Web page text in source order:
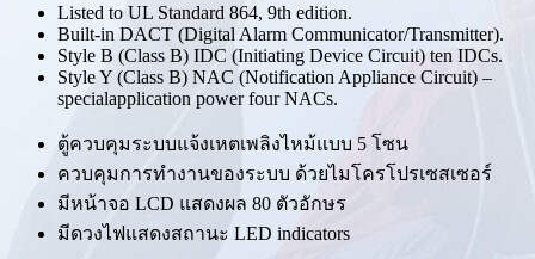
Listed to UL Standard 864, 9th edition.
Built-in DACT (Digital Alarm Communicator/Transmitter).
Style B (Class B) IDC (Initiating Device Circuit) ten IDCs.
Style Y (Class B) NAC (Notification Appliance Circuit) –
specialapplication power four NACs.
ตู้ควบคุมระบบแจ้งเหตเพลิงไหม้แบบ 5 โซน
ควบคุมการทำงานของระบบ ด้วยไมโครโปรเซสเซอร์
มีหน้าจอ LCD แสดงผล 80 ตัวอักษร
มีดวงไฟแสดงสถานะ LED indicators